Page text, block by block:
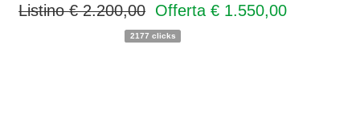
Listino € 2.200,00 Offerta € 1.550,00
2177 clicks